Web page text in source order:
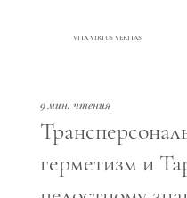
VITA VIRTUS VERITAS
герметизм и
9 мин. чтения